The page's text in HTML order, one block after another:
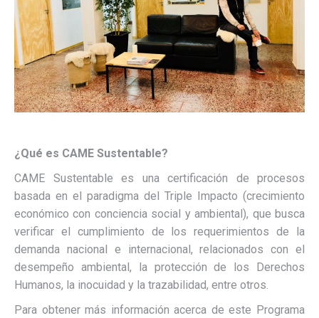
¿Qué es CAME Sustentable?
CAME Sustentable es una certificación de procesos
basada en el paradigma del Triple Impacto (crecimiento
económico con conciencia social y ambiental), que busca
verificar el cumplimiento de los requerimientos de la
demanda nacional e internacional, relacionados con el
desempeño ambiental, la protección de los Derechos
Humanos, la inocuidad y la trazabilidad, entre otros.
Para obtener más información acerca de este Programa